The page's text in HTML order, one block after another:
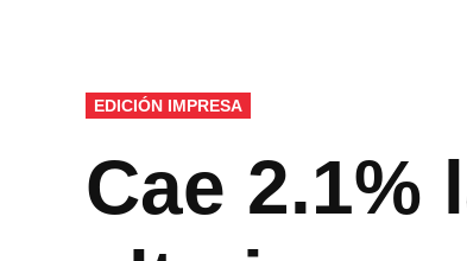
PUBLICADO
EN
EDICIÓN IMPRESA
Cae 2.1%